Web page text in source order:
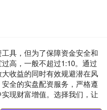
具，但为了保障资金安全和
高，一般不超过1:10。通过
收益的同时有效规避潜在风
全的实盘配资服务，严格遵
现财富增值。选择我们，让